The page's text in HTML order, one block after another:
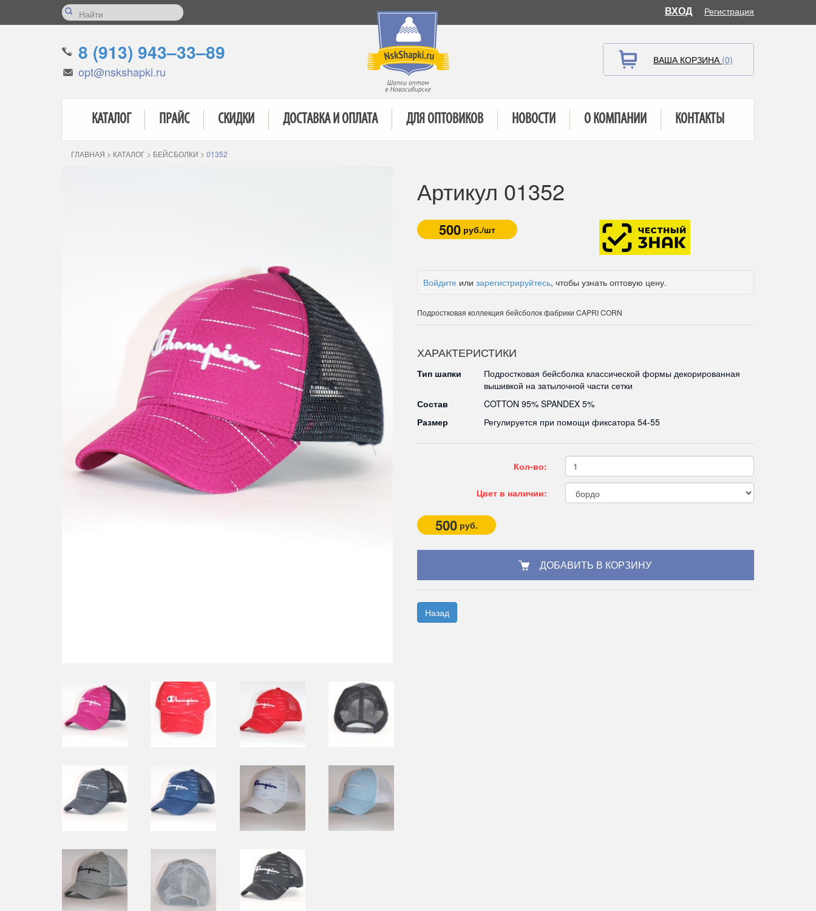
ВХОД Регистрация
8 (913) 943–33–89
opt@nskshapki.ru
ВАША КОРЗИНА (0)
КАТАЛОГ ПРАЙС СКИДКИ ДОСТАВКА И ОПЛАТА ДЛЯ ОПТОВИКОВ НОВОСТИ О КОМПАНИИ КОНТАКТЫ
ГЛАВНАЯ > КАТАЛОГ > БЕЙСБОЛКИ > 01352
Артикул 01352
500 руб./шт
Войдите или зарегистрируйтесь, чтобы узнать оптовую цену.
Подростковая коллекция бейсболок фабрики CAPRI CORN
ХАРАКТЕРИСТИКИ
Тип шапки
Подростковая бейсболка классической формы декорированная
вышивкой на затылочной части сетки
Состав
COTTON 95% SPANDEX 5%
Размер
Регулируется при помощи фиксатора 54-55
Кол-во:
Цвет в наличии:
500 руб.
Назад